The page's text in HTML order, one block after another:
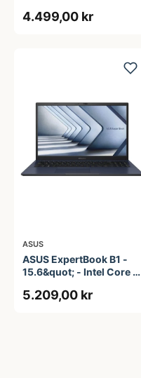
4.499,00 kr
ASUS
ASUS ExpertBook B1 -
15.6&quot; - Intel Core i5
256 GB SSD
5.209,00 kr